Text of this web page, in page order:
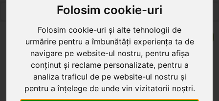
Folosim cookie-uri
Folosim cookie-uri și alte tehnologii de
urmărire pentru a îmbunătăți experiența ta de
navigare pe website-ul nostru, pentru afișa
conținut și reclame personalizate, pentru a
analiza traficul de pe website-ul nostru și
pentru a înțelege de unde vin vizitatorii noștri.
< ÎNAPOI LA FLORI ARTIFICIALE